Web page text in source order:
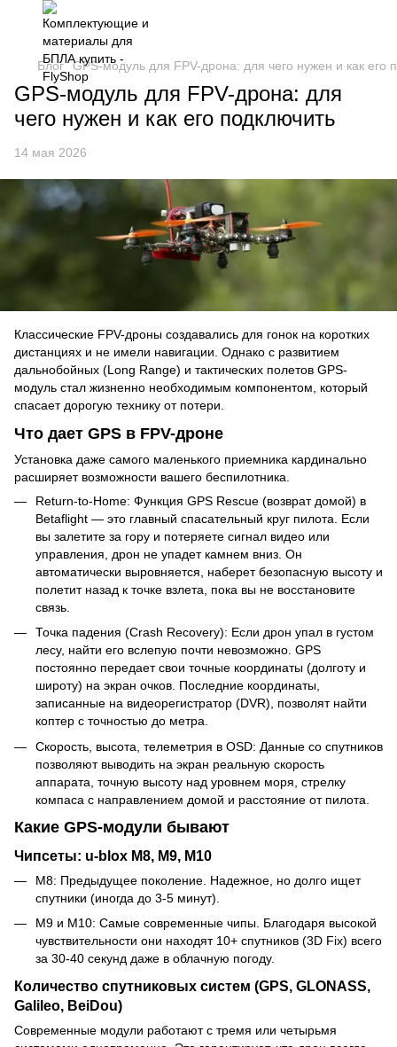
Блог GPS-модуль для FPV-дрона: для чего нужен и как его
GPS-модуль для FPV-дрона: для
чего нужен и как его подключить
14 мая 2026
Классические FPV-дроны создавались для гонок на коротких
дистанциях и не имели навигации. Однако с развитием
дальнобойных (Long Range) и тактических полетов GPS-
модуль стал жизненно необходимым компонентом, который
спасает дорогую технику от потери.
Что дает GPS в FPV-дроне
Установка даже самого маленького приемника кардинально
расширяет возможности вашего беспилотника.
Return-to-Home: Функция GPS Rescue (возврат домой) в
Betaflight — это главный спасательный круг пилота. Если
вы залетите за гору и потеряете сигнал видео или
управления, дрон не упадет камнем вниз. Он
автоматически выровняется, наберет безопасную высоту и
полетит назад к точке взлета, пока вы не восстановите
связь.
Точка падения (Crash Recovery): Если дрон упал в густом
лесу, найти его вслепую почти невозможно. GPS
постоянно передает свои точные координаты (долготу и
широту) на экран очков. Последние координаты,
записанные на видеорегистратор (DVR), позволят найти
коптер с точностью до метра.
Скорость, высота, телеметрия в OSD: Данные со спутников
позволяют выводить на экран реальную скорость
аппарата, точную высоту над уровнем моря, стрелку
компаса с направлением домой и расстояние от пилота.
Какие GPS-модули бывают
Чипсеты: u-blox M8, M9, M10
M8: Предыдущее поколение. Надежное, но долго ищет
спутники (иногда до 3-5 минут).
M9 и M10: Самые современные чипы. Благодаря высокой
чувствительности они находят 10+ спутников (3D Fix) всего
за 30-40 секунд даже в облачную погоду.
Количество спутниковых систем (GPS, GLONASS,
Galileo, BeiDou)
Современные модули работают с тремя или четырьмя